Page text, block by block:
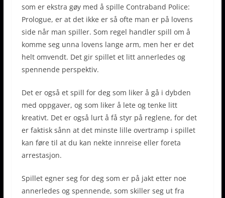
som er ekstra gøy med å spille Contraband Police:
Prologue, er at det ikke er så ofte man er på lovens
side når man spiller. Som regel handler spill om å
komme seg unna lovens lange arm, men her er det
helt omvendt. Det gir spillet et litt annerledes og
spennende perspektiv.
Det er også et spill for deg som liker å gå i dybden
med oppgaver, og som liker å lete og tenke litt
kreativt. Det er også lurt å få styr på reglene, for det
er faktisk sånn at det minste lille overtramp i spillet
kan føre til at du kan nekte innreise eller foreta
arrestasjon.
Spillet egner seg for deg som er på jakt etter noe
annerledes og spennende, som skiller seg ut fra